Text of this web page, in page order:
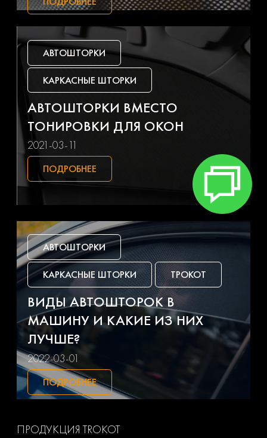
Gac Geely
Genesis Gmc
Great wall Haval
Hummer Hyundai
Ifa
Jac
Jeep Kia
Lada Land rover
Lexus Lifan
Lincoln
Man
АВТОШТОРКИ
КАРКАСНЫЕ ШТОРКИ
АВТОШТОРКИ ВМЕСТО
ТОНИРОВКИ ДЛЯ ОКОН
2021-03-11
ПОДРОБНЕЕ
АВТОШТОРКИ
КАРКАСНЫЕ ШТОРКИ ТРОКОТ
ВИДЫ АВТОШТОРОК В
МАШИНУ И КАКИЕ ИЗ НИХ
ЛУЧШЕ?
2022-03-01
ПОДРОБНЕЕ
ПРОДУКЦИЯ TROKOT